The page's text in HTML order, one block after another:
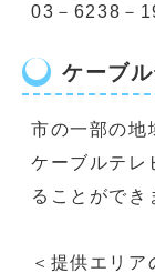
03－6238－
ケーブ
市の一部の地
ケーブルテレ
ることができ
＜提供エリア